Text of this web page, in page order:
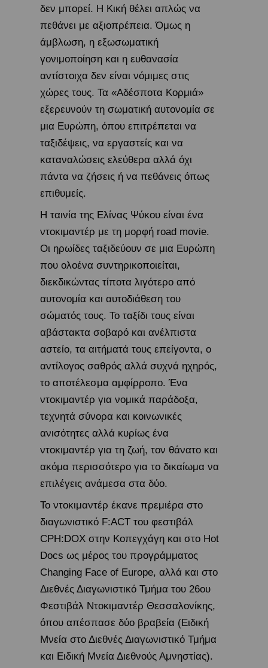
δεν μπορεί. H Κική θέλει απλώς να
πεθάνει με αξιοπρέπεια. Όμως η
άμβλωση, η εξωσωματική
γονιμοποίηση και η ευθανασία
αντίστοιχα δεν είναι νόμιμες στις
χώρες τους. Τα «Αδέσποτα Κορμιά»
εξερευνούν τη σωματική αυτονομία σε
μια Ευρώπη, όπου επιτρέπεται να
ταξιδέψεις, να εργαστείς και να
καταναλώσεις ελεύθερα αλλά όχι
πάντα να ζήσεις ή να πεθάνεις όπως
επιθυμείς.
Η ταινία της Ελίνας Ψύκου είναι ένα
ντοκιμαντέρ με τη μορφή road movie.
Οι ηρωίδες ταξιδεύουν σε μια Ευρώπη
που ολοένα συντηρικοποιείται,
διεκδικώντας τίποτα λιγότερο από
αυτονομία και αυτοδιάθεση του
σώματός τους. Το ταξίδι τους είναι
αβάστακτα σοβαρό και ανέλπιστα
αστείο, τα αιτήματά τους επείγοντα, ο
αντίλογος σαθρός αλλά συχνά ηχηρός,
το αποτέλεσμα αμφίρροπο. Ένα
ντοκιμαντέρ για νομικά παράδοξα,
τεχνητά σύνορα και κοινωνικές
ανισότητες αλλά κυρίως ένα
ντοκιμαντέρ για τη ζωή, τον θάνατο και
ακόμα περισσότερο για το δικαίωμα να
επιλέγεις ανάμεσα στα δύο.
Το ντοκιμαντέρ έκανε πρεμιέρα στο
διαγωνιστικό F:ACT του φεστιβάλ
CPH:DOX στην Κοπεγχάγη και στο Hot
Docs ως μέρος του προγράμματος
Changing Face of Europe, αλλά και στο
Διεθνές Διαγωνιστικό Τμήμα του 26ου
Φεστιβάλ Ντοκιμαντέρ Θεσσαλονίκης,
όπου απέσπασε δύο βραβεία (Ειδική
Μνεία στο Διεθνές Διαγωνιστικό Τμήμα
και Ειδική Μνεία Διεθνούς Αμνηστίας).